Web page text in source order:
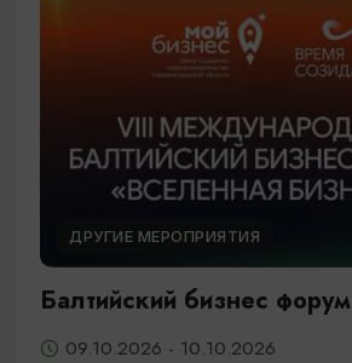
ДРУГИЕ МЕРОПРИЯТИЯ
Балтийский бизнес форум
09.10.2026 - 10.10.2026